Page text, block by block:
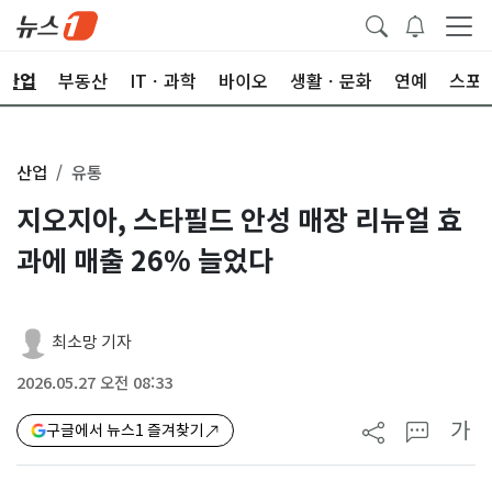
산업 부동산 ITㆍ과학 바이오 생활ㆍ문화 연예 스포
산업 유통
지오지아, 스타필드 안성 매장 리뉴얼 효
과에 매출 26% 늘었다
최소망 기자
2026.05.27 오전 08:33
구글에서 뉴스1 즐겨찾기 가